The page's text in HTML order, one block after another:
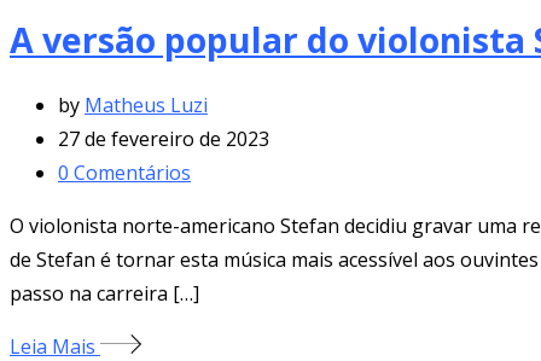
A versão popular do violonista
by Matheus Luzi
27 de fevereiro de 2023
0 Comentários
O violonista norte-americano Stefan decidiu gravar uma
de Stefan é tornar esta música mais acessível aos
passo na carreira […]
Leia Mais